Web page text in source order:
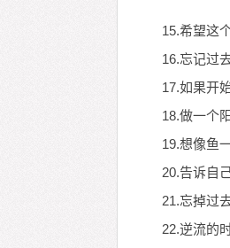
15.希望这
16.忘记过
17.如果开
18.做一个
19.想像鱼
20.告诉自
21.忘掉过
22.逆流的